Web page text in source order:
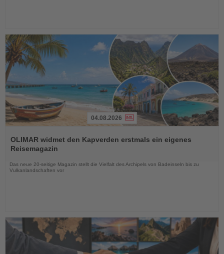
Sie
die
Nachrichten
04.08.2026
OLIMAR widmet den Kapverden erstmals ein eigenes
Reisemagazin
Das neue 20-seitige Magazin stellt die Vielfalt des Archipels von Badeinseln bis zu
Vulkanlandschaften vor